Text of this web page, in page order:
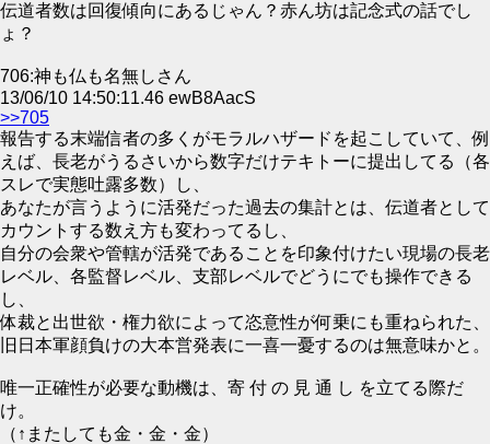
伝道者数は回復傾向にあるじゃん？赤ん坊は記念式の話でし
ょ？
706:神も仏も名無しさん
13/06/10 14:50:11.46 ewB8AacS
>>705
報告する末端信者の多くがモラルハザードを起こしていて、例
えば、長老がうるさいから数字だけテキトーに提出してる（各
スレで実態吐露多数）し、
あなたが言うように活発だった過去の集計とは、伝道者として
カウントする数え方も変わってるし、
自分の会衆や管轄が活発であることを印象付けたい現場の長老
レベル、各監督レベル、支部レベルでどうにでも操作できる
し、
体裁と出世欲・権力欲によって恣意性が何乗にも重ねられた、
旧日本軍顔負けの大本営発表に一喜一憂するのは無意味かと。
唯一正確性が必要な動機は、寄 付 の 見 通 し を立てる際だ
け。
（↑またしても金・金・金）